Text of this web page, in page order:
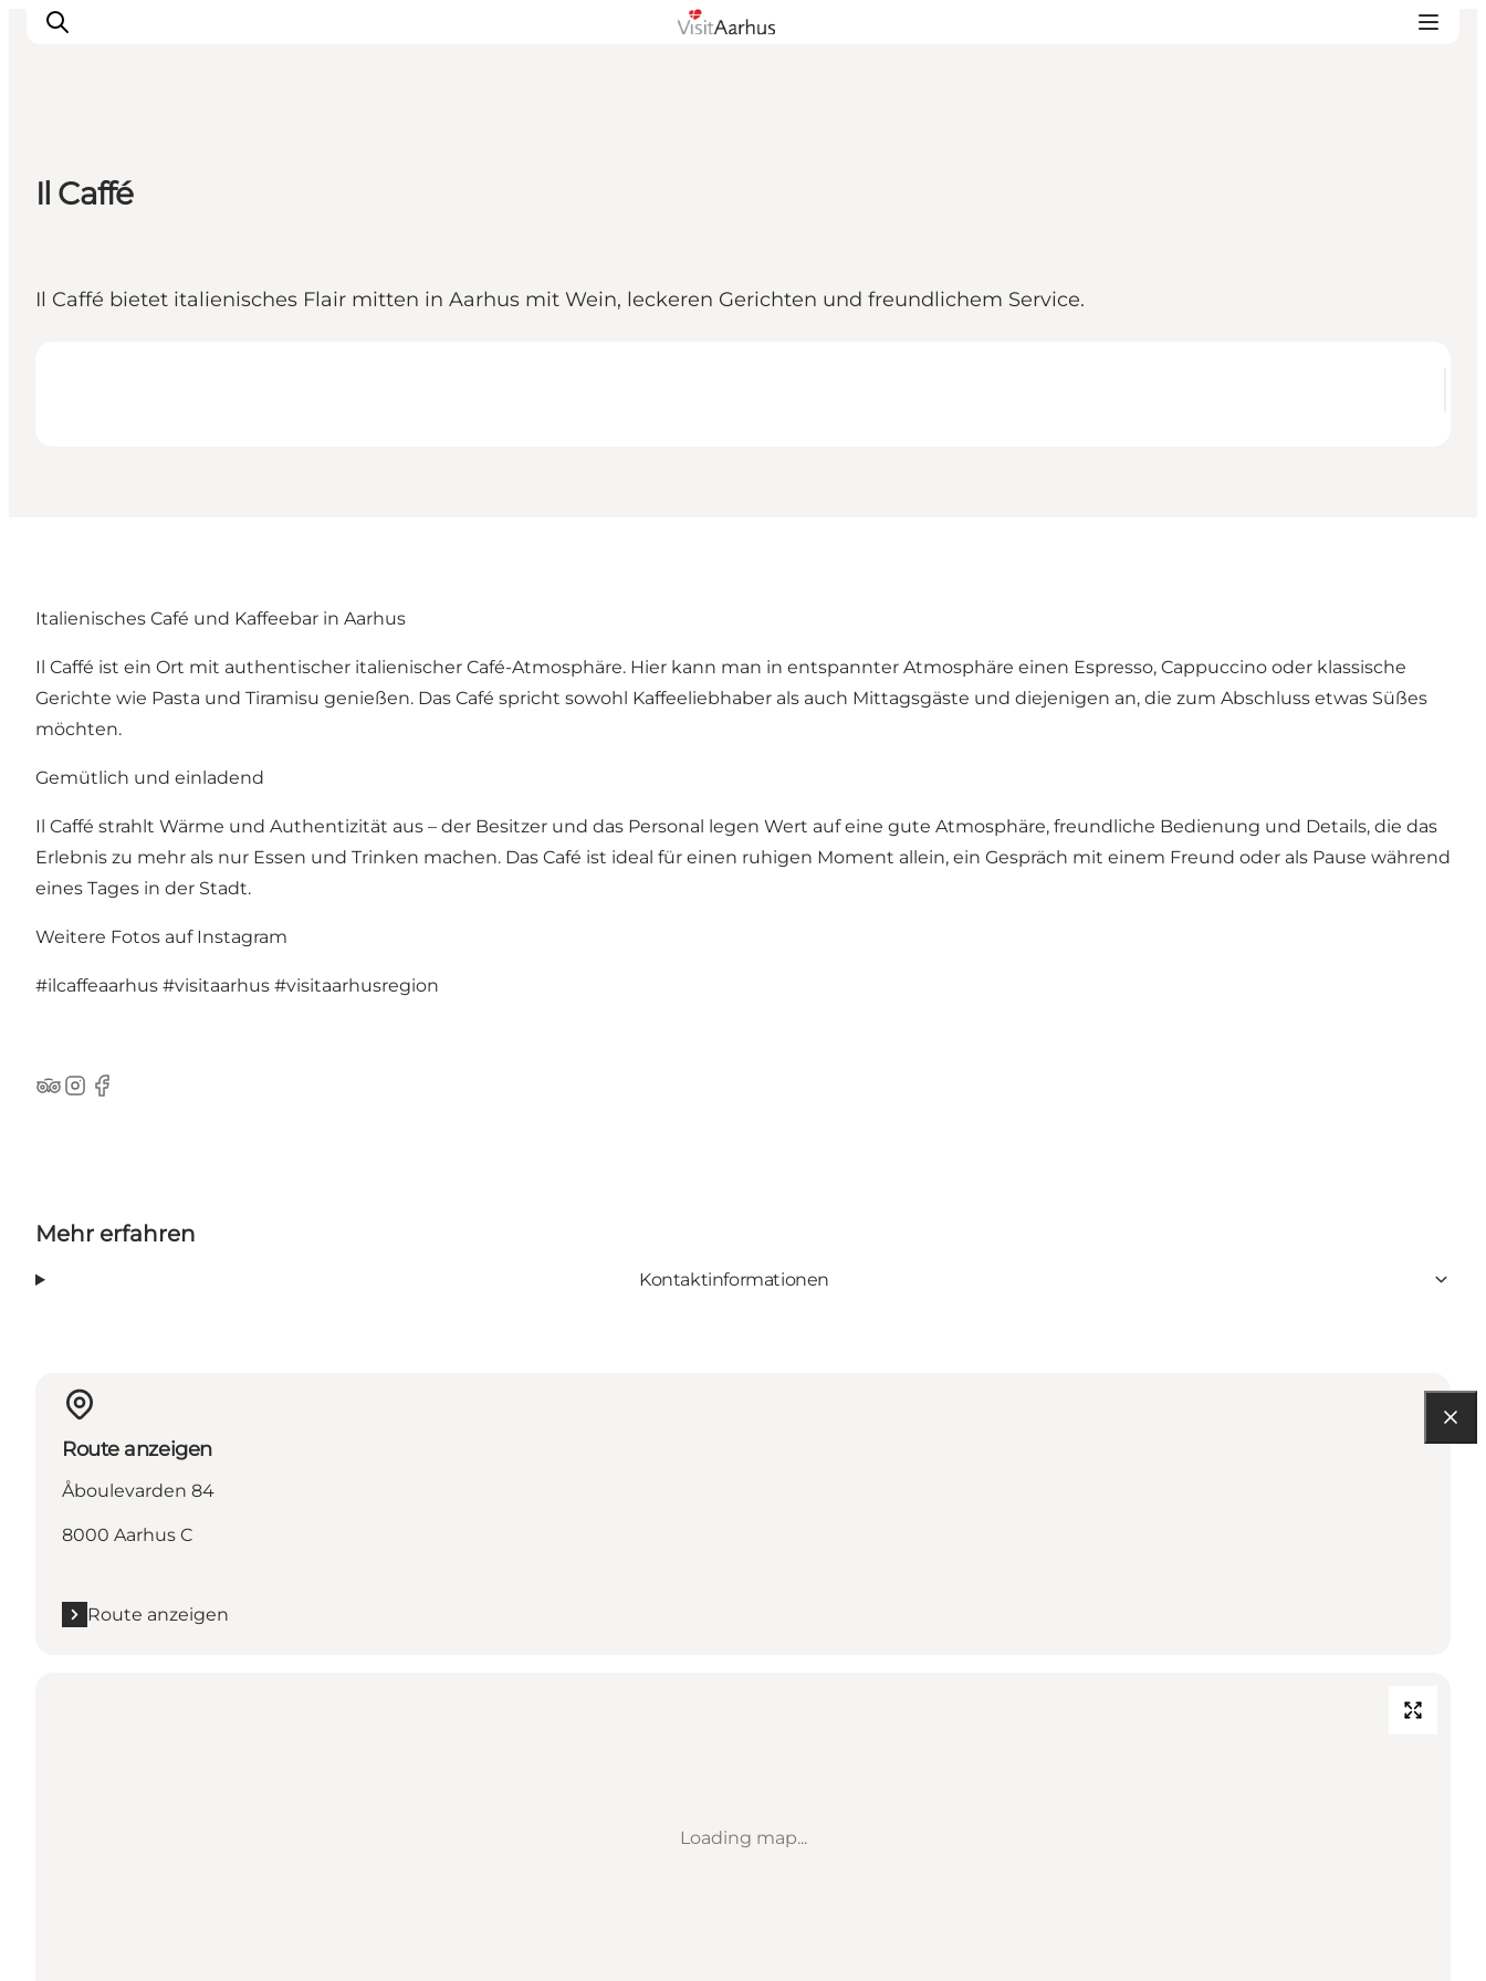
Sehen und erleben
Transport
Il Caffé
Il Caffé bietet italienisches Flair mitten in Aarhus mit Wein, leckeren Gerichten und freundlichem Service.
Italienisches Café und Kaffeebar in Aarhus
Il Caffé ist ein Ort mit authentischer italienischer Café-Atmosphäre. Hier kann man in entspannter Atmosphäre einen Espresso, Cappuccino oder klassische
Gerichte wie Pasta und Tiramisu genießen. Das Café spricht sowohl Kaffeeliebhaber als auch Mittagsgäste und diejenigen an, die zum Abschluss etwas Süßes
möchten.
Gemütlich und einladend
Il Caffé strahlt Wärme und Authentizität aus – der Besitzer und das Personal legen Wert auf eine gute Atmosphäre, freundliche Bedienung und Details, die das
Erlebnis zu mehr als nur Essen und Trinken machen. Das Café ist ideal für einen ruhigen Moment allein, ein Gespräch mit einem Freund oder als Pause während
eines Tages in der Stadt.
Weitere Fotos auf Instagram
#ilcaffeaarhus #visitaarhus #visitaarhusregion
TripAdvisor
Instagram
Facebook
Mehr erfahren
Kontaktinformationen
Route anzeigen
Åboulevarden 84
8000 Aarhus C
Route anzeigen
Loading map...